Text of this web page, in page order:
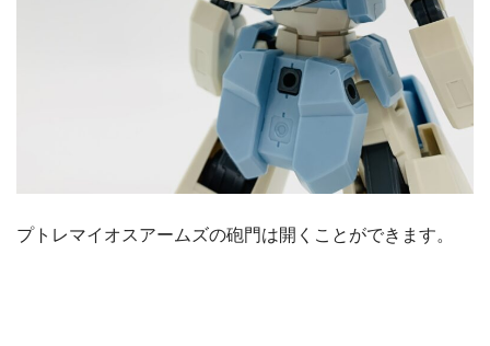
プトレマイオスアームズの砲門は開くことができます。